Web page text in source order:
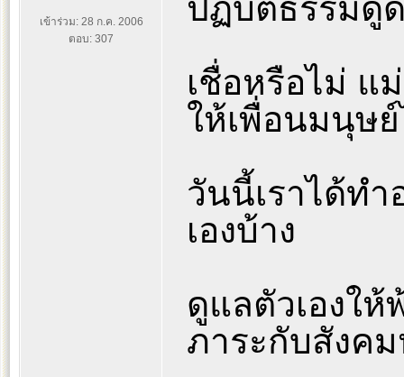
เข้าร่วม: 28 ก.ค. 2006
ตอบ: 307
ปฏิบัติธรรมดู
เชื่อหรือไม่ แ
ให้เพื่อนมนุษ
วันนี้เราได้ท
เองบ้าง
ดูแลตัวเองใ
ภาระกับสังค